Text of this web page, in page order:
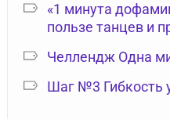
«1 минута
пользе танцев и
Челлендж Одна
Шаг №3 Гибкость